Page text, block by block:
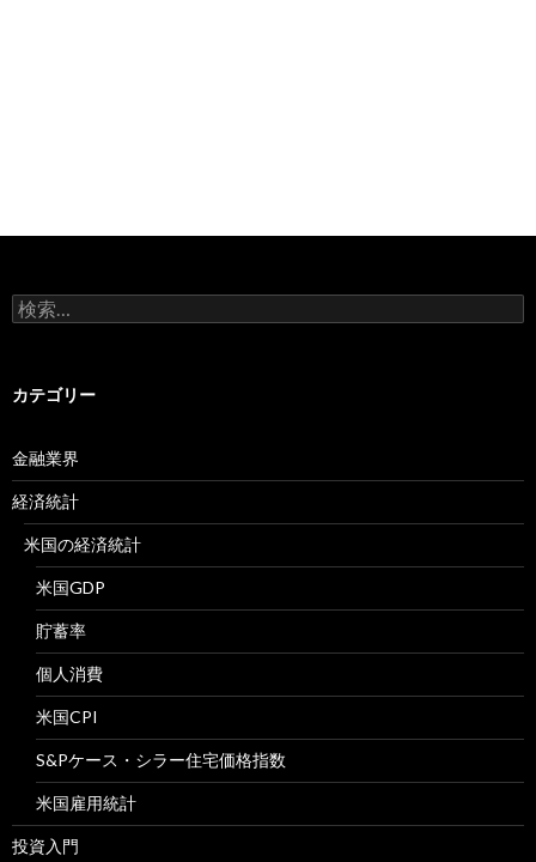
検
索:
カテゴリー
金融業界
経済統計
米国の経済統計
米国GDP
貯蓄率
個人消費
米国CPI
S&Pケース・シラー住宅価格指数
米国雇用統計
投資入門